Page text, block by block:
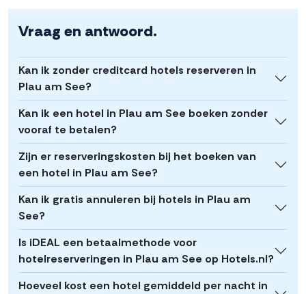
Vraag en antwoord.
Kan ik zonder creditcard hotels reserveren in
Plau am See?
Kan ik een hotel in Plau am See boeken zonder
vooraf te betalen?
Zijn er reserveringskosten bij het boeken van
een hotel in Plau am See?
Kan ik gratis annuleren bij hotels in Plau am
See?
Is iDEAL een betaalmethode voor
hotelreserveringen in Plau am See op Hotels.nl?
Hoeveel kost een hotel gemiddeld per nacht in